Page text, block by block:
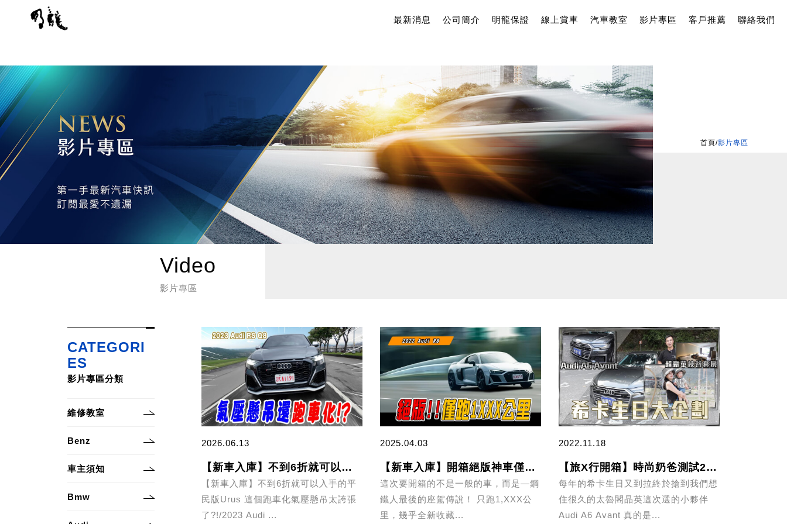
最新消息 公司簡介 明龍保證 線上賞車 汽車教室 影片專區 客戶推薦 聯絡我們
首頁/影片專區
Video
影片專區
CATEGORI
ES
影片專區分類
維修教室
Benz
車主須知
Bmw
2026.06.13
【新車入庫】不到6折就可以入手的平民版Urus 這個跑車化氣壓懸吊太誇張了?!/2023 Audi RS Q8
【新車入庫】不到6折就可以入手的平
民版Urus 這個跑車化氣壓懸吊太誇張
了?!/2023 Audi ...
2025.04.03
【新車入庫】開箱絕版神車僅跑1千公里，最後一台 R8 /2022 Audi R8 Coupe V10 Performance
這次要開箱的不是一般的車，而是—鋼
鐵人最後的座駕傳說！ 只跑1,XXX公
里，幾乎全新收藏...
2022.11.18
【旅X行開箱】時尚奶爸測試2020 A6 Avant 40TDI真實油耗!終於訂到超級難訂的太魯閣晶英!老婆生日能不能過關呢?
每年的希卡生日又到拉終於搶到我們想
住很久的太魯閣晶英這次選的小夥伴
Audi A6 Avant 真的是...